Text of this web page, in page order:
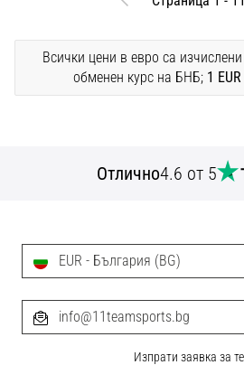
Всички цени в евро са
обменен курс на БНБ; 1
Отлично4.6 от 5
EUR - България (BG)
info@11teamsports.bg
Изпрати заявка за